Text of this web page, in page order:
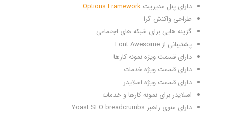
دارای پنل مدیریت Options Framework
طراحی واکنش گرا
گزینه هایی برای شبکه های اجتماعی
پشتیبانی از Font Awesome
دارای قسمت ویژه نمونه کارها
دارای قسمت ویژه خدمات
دارای قسمت ویژه اسلایدر
اسلایدر برای نمونه کارها و خدمات
دارای منوی راهبر Yoast SEO breadcrumbs